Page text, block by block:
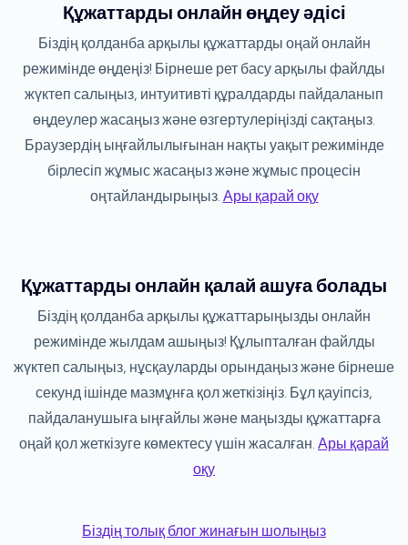
Құжаттарды онлайн өңдеу әдісі
Біздің қолданба арқылы құжаттарды оңай онлайн
режимінде өңдеңіз! Бірнеше рет басу арқылы файлды
жүктеп салыңыз, интуитивті құралдарды пайдаланып
өңдеулер жасаңыз және өзгертулеріңізді сақтаңыз.
Браузердің ыңғайлылығынан нақты уақыт режимінде
бірлесіп жұмыс жасаңыз және жұмыс процесін
оңтайландырыңыз.Ары қарай оқу
Құжаттарды онлайн қалай ашуға болады
Біздің қолданба арқылы құжаттарыңызды онлайн
режимінде жылдам ашыңыз! Құлыпталған файлды
жүктеп салыңыз, нұсқауларды орындаңыз және бірнеше
секунд ішінде мазмұнға қол жеткізіңіз. Бұл қауіпсіз,
пайдаланушыға ыңғайлы және маңызды құжаттарға
оңай қол жеткізуге көмектесу үшін жасалған.Ары қарай
оқу
Біздің толық блог жинағын шолыңыз